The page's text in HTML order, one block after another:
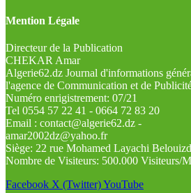
Mention Légale
Directeur de la Publication
CHEKAR Amar
Algerie62.dz Journal d'informations
l'agence de Communication et de
Numéro enrigistrement: 07/21
Tel 0554 57 22 41 - 0664 72 83 20
Email : contact@algerie62.dz -
amar2002dz@yahoo.fr
Siège: 22 rue Mohamed Layachi
Nombre de Visiteurs: 500.000 Visiteurs/
Facebook X (Twitter)YouTube